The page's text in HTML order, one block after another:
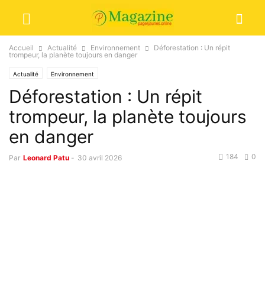
Accueil Actualité Environnement
Déforestation : Un répit
trompeur, la planète toujours en danger
Actualité Environnement
Déforestation : Un répit
trompeur, la planète toujours
en danger
Par Leonard Patu - 30 avril 2026 0
184